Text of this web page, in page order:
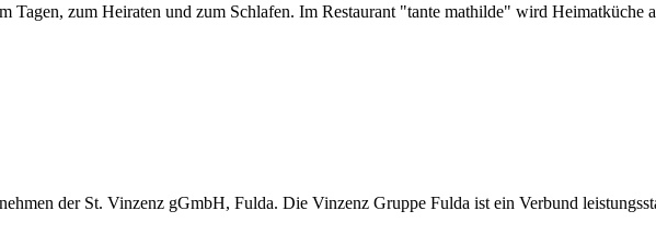
Tagen, zum Heiraten und zum Schlafen. Im Restaurant "tante mathilde" wird Heimatküche
der St. Vinzenz gGmbH, Fulda. Die Vinzenz Gruppe Fulda ist ein Verbund